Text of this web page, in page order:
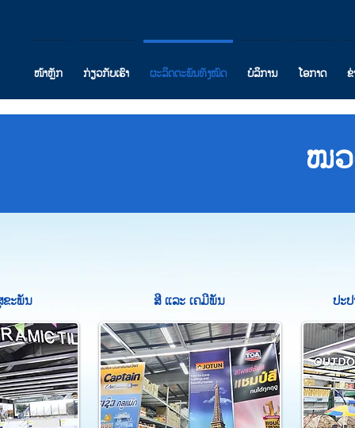
ໜ້າຫຼັກ ກ່ຽວກັບເຮົາ ຜະລິດຕະພັນທັງໝົດ ບໍລິການ ໂອກາດ
ໝ
ະພັນ ສີ ແລະ ເຄມີພັນ ປະ